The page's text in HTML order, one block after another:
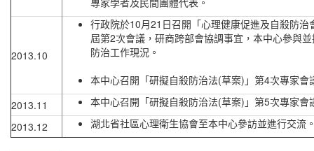
2013.10
行政院於10月21日召開「心理健康促進及自殺防治
屆第2次會議，研商跨部會協調事宜，本中心參與
防治工作現況。
本中心召開「研擬自殺防治法(草案)」第4次專家會
2013.11
本中心召開「研擬自殺防治法(草案)」第5次專家會
2013.12
湖北省社區心理衛生協會至本中心參訪並進行交流